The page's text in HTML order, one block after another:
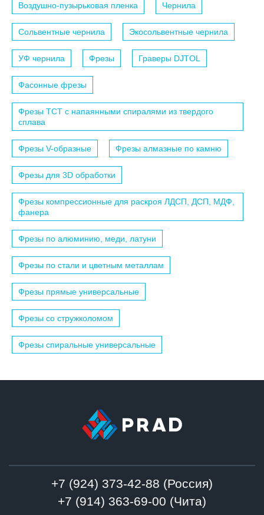
Воздушно-пузырьковая пленка Чернила
Сольвентные чернила Экосольвентные чернила
УФ чернила Фрезы Граверы DJTOL
Фасонные фрезы
Фрезы TCT с напаянными спиралями из твердого
сплава
Фрезы V-образные Фрезы алмазные по камню
Фрезы для 3D обработки
Фрезы компрессионные для раскроя ЛДСП, ДСП, МДФ,
фанера
Фрезы по алюминию, меди, латуни
Фрезы по стали и цветным металлам
Фрезы прямые универсальные
Фрезы со стружколомом
Фрезы спиральные универсальные
+7 (924) 373-42-88 (Россия)
+7 (914) 363-69-00 (Чита)